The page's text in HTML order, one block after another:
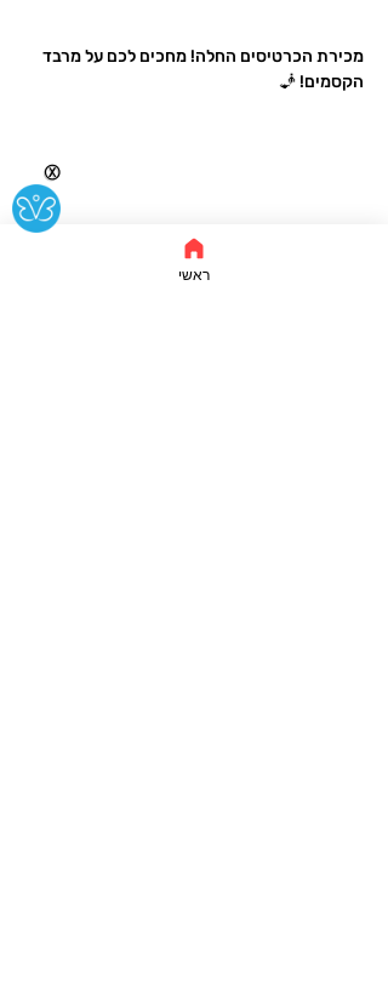
מכירת הכרטיסים החלה! מחכים לכם על מרבד
הקסמים! 🧞
ראשי
Ⓧ